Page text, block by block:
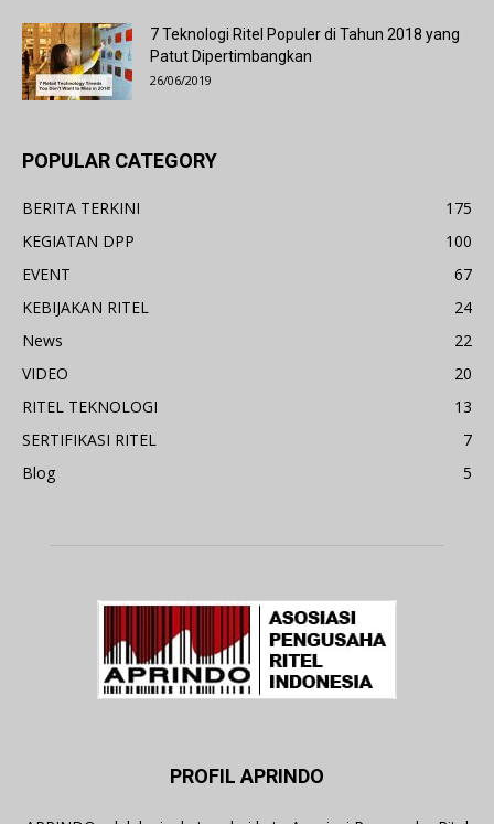
7 Teknologi Ritel Populer di Tahun 2018 yang
Patut Dipertimbangkan
26/06/2019
POPULAR CATEGORY
BERITA TERKINI
175
KEGIATAN DPP
100
EVENT
67
KEBIJAKAN RITEL
24
News
22
VIDEO
20
RITEL TEKNOLOGI
13
SERTIFIKASI RITEL
7
Blog
5
PROFIL APRINDO